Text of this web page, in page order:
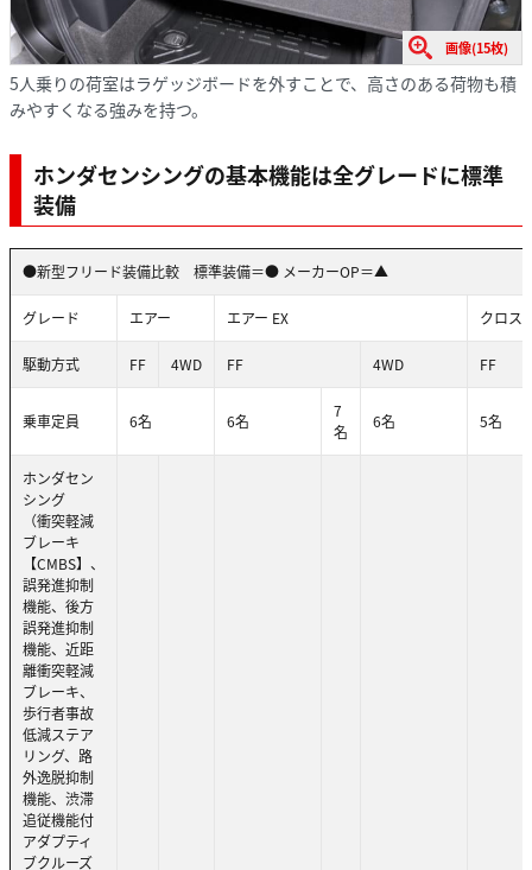
画像(15枚)
5人乗りの荷室はラゲッジボードを外すことで、高さのある荷物も積
みやすくなる強みを持つ。
ホンダセンシングの基本機能は全グレードに標準
装備
●新型フリード装備比較 標準装備＝● メーカーOP＝▲
グレード エアー エアー EX クロス
駆動方式 FF 4WD FF 4WD FF
乗車定員 6名 6名
7
名
6名 5名
ホンダセン
シング
（衝突軽減
ブレーキ
【CMBS】、
誤発進抑制
機能、後方
誤発進抑制
機能、近距
離衝突軽減
ブレーキ、
歩行者事故
低減ステア
リング、路
外逸脱抑制
機能、渋滞
追従機能付
アダプティ
ブクルーズ